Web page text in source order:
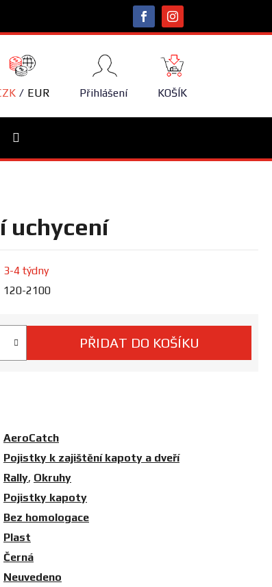
EUR Přihlášení
NÁKUPNÍ
KOŠÍK
KOŠÍK
uchycení
3-4 týdny
120-2100
PŘIDAT DO KOŠÍKU
AeroCatch
Pojistky k zajištění kapoty a dveří
Rally, Okruhy
Pojistky kapoty
Bez homologace
Plast
Černá
Neuvedeno